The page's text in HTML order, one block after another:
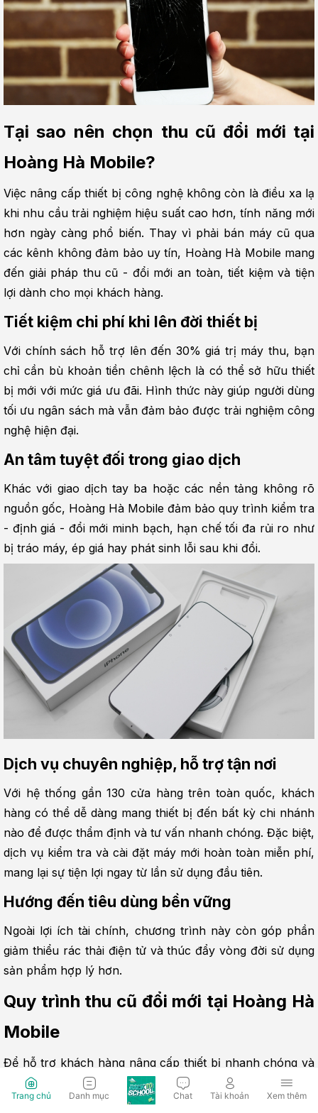
Tại sao nên chọn thu cũ đổi mới tại
Hoàng Hà Mobile?
Việc nâng cấp thiết bị công nghệ không còn là điều xa lạ
khi nhu cầu trải nghiệm hiệu suất cao hơn, tính năng mới
hơn ngày càng phổ biến. Thay vì phải bán máy cũ qua
các kênh không đảm bảo uy tín, Hoàng Hà Mobile mang
đến giải pháp thu cũ - đổi mới an toàn, tiết kiệm và tiện
lợi dành cho mọi khách hàng.
Tiết kiệm chi phí khi lên đời thiết bị
Với chính sách hỗ trợ lên đến 30% giá trị máy thu, bạn
chỉ cần bù khoản tiền chênh lệch là có thể sở hữu thiết
bị mới với mức giá ưu đãi. Hình thức này giúp người dùng
tối ưu ngân sách mà vẫn đảm bảo được trải nghiệm công
nghệ hiện đại.
An tâm tuyệt đối trong giao dịch
Khác với giao dịch tay ba hoặc các nền tảng không rõ
nguồn gốc, Hoàng Hà Mobile đảm bảo quy trình kiểm tra
- định giá - đổi mới minh bạch, hạn chế tối đa rủi ro như
bị tráo máy, ép giá hay phát sinh lỗi sau khi đổi.
Dịch vụ chuyên nghiệp, hỗ trợ tận nơi
Với hệ thống gần 130 cửa hàng trên toàn quốc, khách
hàng có thể dễ dàng mang thiết bị đến bất kỳ chi nhánh
nào để được thẩm định và tư vấn nhanh chóng. Đặc biệt,
dịch vụ kiểm tra và cài đặt máy mới hoàn toàn miễn phí,
mang lại sự tiện lợi ngay từ lần sử dụng đầu tiên.
Hướng đến tiêu dùng bền vững
Ngoài lợi ích tài chính, chương trình này còn góp phần
giảm thiểu rác thải điện tử và thúc đẩy vòng đời sử dụng
sản phẩm hợp lý hơn.
Quy trình thu cũ đổi mới tại Hoàng Hà
Mobile
Để hỗ trợ khách hàng nâng cấp thiết bị nhanh chóng và
thuận tiện, Hoàng Hà Mobile xây dựng quy trình thu cũ -
đổi mới rõ ràng, chuyên nghiệp. Mỗi bước đều được thực
Trang chủ Danh mục Chat Tài khoản Xem thêm